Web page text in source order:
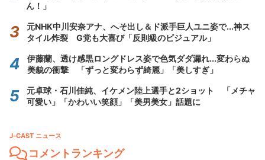
ん！」
元NHK中川安奈アナ、へそ出し＆ド派手巨人ユニ姿で...神ス
タイル炸裂 G党も大喜び「反則級のビジュアル」
伊藤蘭、透け感黒ロングドレス姿で色気ダダ漏れ...変わらぬ
美貌の衝撃 「ずっと変わらず綺麗」「美しすぎ」
元卓球・石川佳純、イケメン陸上選手と2ショット 「メチャ
可愛い」「かわいい笑顔」「美男美女」話題に
J-CAST ニュース
コメントランキング